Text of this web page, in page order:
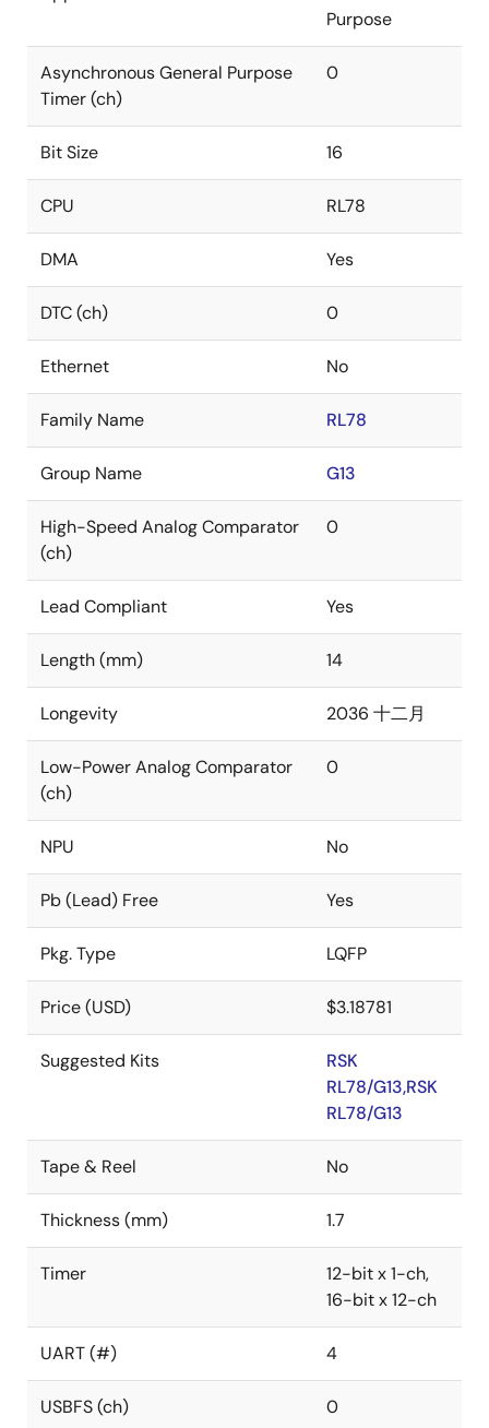
Purpose
Asynchronous General Purpose
Timer (ch)
0
Bit Size 16
CPU RL78
DMA Yes
DTC (ch) 0
Ethernet No
Family Name RL78
Group Name G13
High-Speed Analog Comparator
(ch)
0
Lead Compliant Yes
Length (mm) 14
Longevity 2036 十二月
Low-Power Analog Comparator
(ch)
0
NPU No
Pb (Lead) Free Yes
Pkg. Type LQFP
Price (USD) $3.18781
Suggested Kits
RSK
RL78/G13,RSK
RL78/G13
Tape & Reel No
Thickness (mm) 1.7
Timer
12-bit x 1-ch,
16-bit x 12-ch
UART (#) 4
USBFS (ch) 0